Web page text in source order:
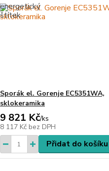
Sporák el. Gorenje EC5351WA,
sklokeramika
9 821 Kč/ks
8 117 Kč bez DPH
Přidat do košíku